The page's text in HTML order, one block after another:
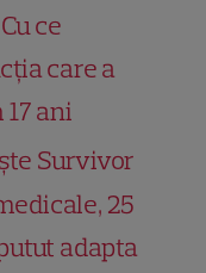
ce
care a
ani
Survivor
25
adapta